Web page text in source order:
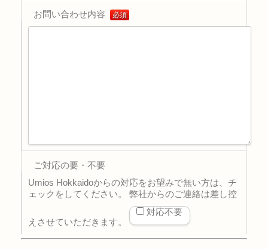
お問い合わせ内容 必須
ご対応の要・不要
Umios Hokkaidoからの対応をお望みで無い方は、チ
ェックをしてください。 弊社からのご連絡は差し控
えさせていただきます。
対応不要